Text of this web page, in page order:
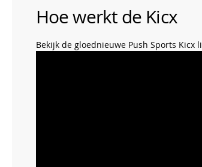
Hoe werkt de Kicx
Bekijk de gloednieuwe Push Sports